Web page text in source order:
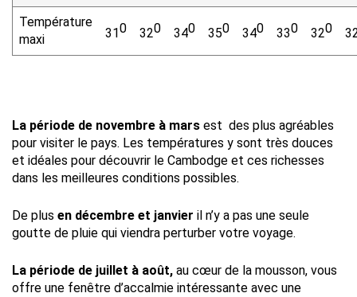
Température
maxi
310 320 340 350 340 330 320
La période de novembre à mars est des plus agréables
pour visiter le pays. Les températures y sont très douces
et idéales pour découvrir le Cambodge et ces richesses
dans les meilleures conditions possibles.
De plus en décembre et janvier il n’y a pas une seule
goutte de pluie qui viendra perturber votre voyage.
La période de juillet à août, au cœur de la mousson, vous
offre une fenêtre d’accalmie intéressante avec une